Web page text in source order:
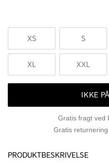
XS S
XL XXL
IKKE
Gratis fragt ved
Gratis
PRODUKTBESKRIVELSE